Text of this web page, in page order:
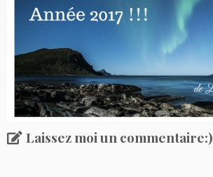
Laissez moi un commentaire:)